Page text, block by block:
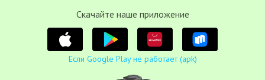
Cкачайте наше приложение
Если Google Play не работает (apk)